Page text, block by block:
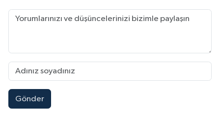
Gönder